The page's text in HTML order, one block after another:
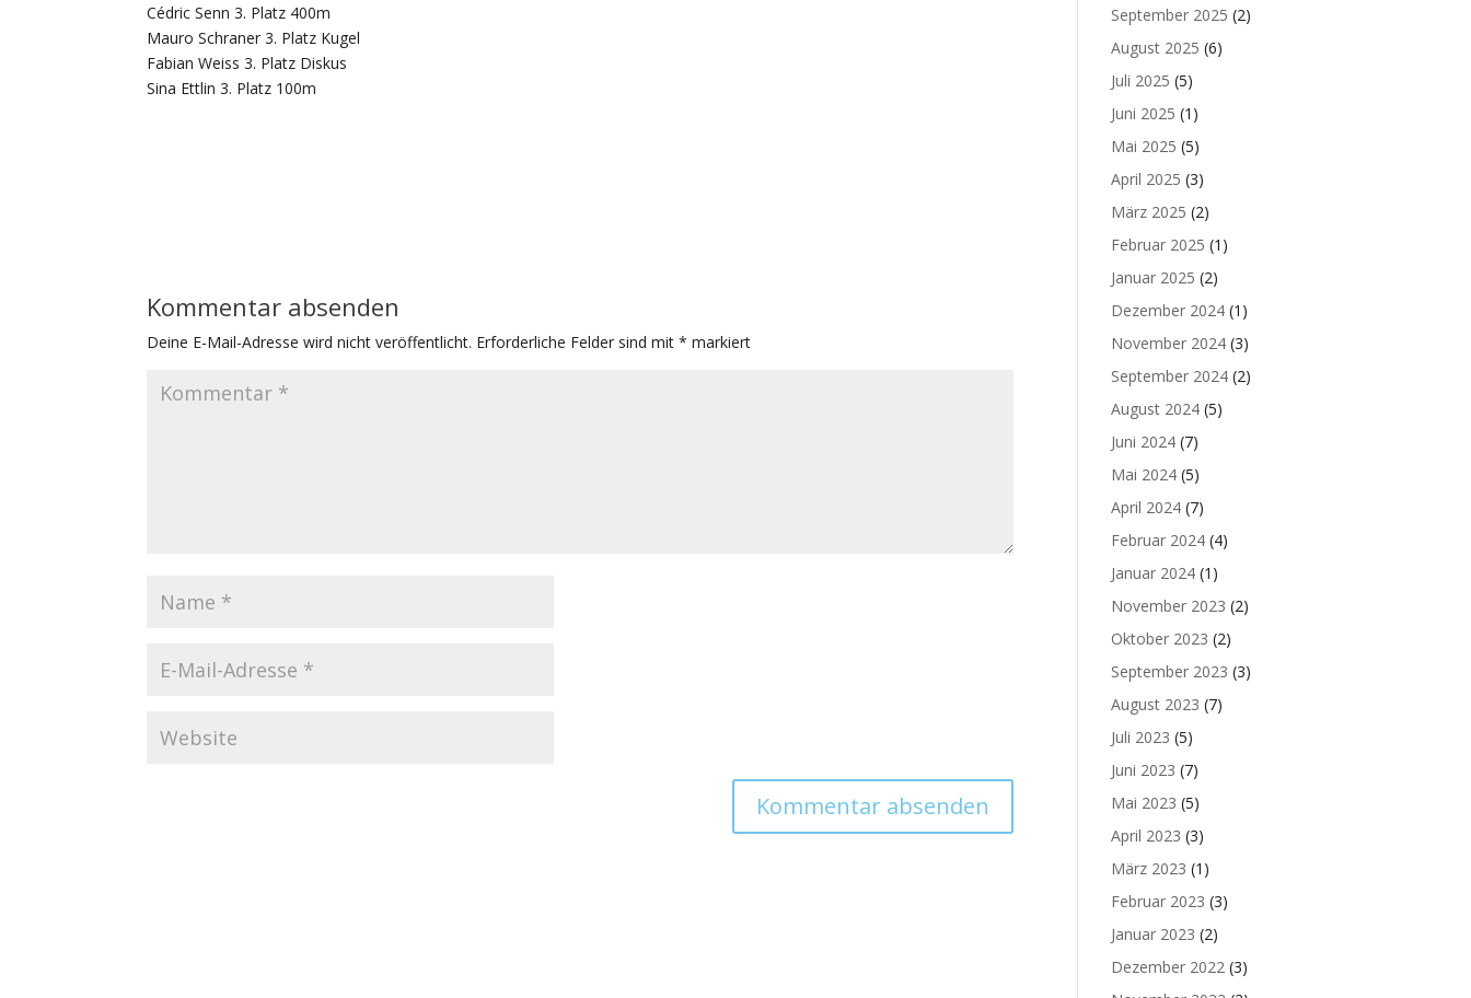
Cédric Senn 3. Platz 400m
Mauro Schraner 3. Platz Kugel
Fabian Weiss 3. Platz Diskus
Sina Ettlin 3. Platz 100m
Kommentar absenden
Deine E-Mail-Adresse wird nicht veröffentlicht. Erforderliche Felder sind mit* markiert
September 2025 (2)
August 2025 (6)
Juli 2025 (5)
Juni 2025 (1)
Mai 2025 (5)
April 2025 (3)
März 2025 (2)
Februar 2025 (1)
Januar 2025 (2)
Dezember 2024 (1)
November 2024 (3)
September 2024 (2)
August 2024 (5)
Juni 2024 (7)
Mai 2024 (5)
April 2024 (7)
Februar 2024 (4)
Januar 2024 (1)
November 2023 (2)
Oktober 2023 (2)
September 2023 (3)
August 2023 (7)
Juli 2023 (5)
Juni 2023 (7)
Mai 2023 (5)
April 2023 (3)
März 2023 (1)
Februar 2023 (3)
Januar 2023 (2)
Dezember 2022 (3)